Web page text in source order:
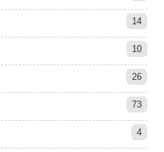
14
10
26
73
4